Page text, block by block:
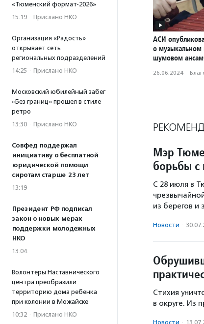
«Тюменский формат-2026»
15:19 · Прислано НКО
Организация «Радость»
открывает сеть
региональных подразделений
14:25 · Прислано НКО
Московский юбилейный забег
«Без границ» прошел в стиле
ретро
13:30 · Прислано НКО
Совфед поддержал
инициативу о бесплатной
юридической помощи
сиротам старше 23 лет
13:19
Президент РФ подписал
закон о новых мерах
поддержки молодежных
НКО
13:04
Волонтеры Наставнического
центра преобразили
территорию дома ребенка
при колонии в Можайске
10:32 · Прислано НКО
АСИ
о музыкальном
шумовом
26.06.2024 ·
Мэр
борьбы с
С 28 июля в
из берегов и
Новости ·
Стихия
в округе. Из
Новости ·